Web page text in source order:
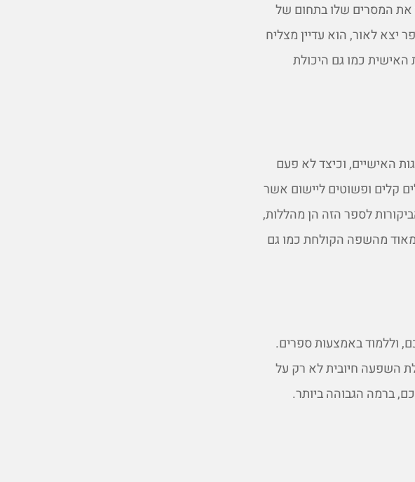
את המסרים שלו בתחום של
יצא לאור, הוא עדיין מצליח
האישית כמו גם היכולת
האישיים, וכיצד לא פעם
קלים ופשוטים ליישום אשר
לספר הזה הן מהללות,
מהשפה הקולחת כמו גם
וללמוד באמצעות ספרים.
השפעה חיובית לא רק על
ברמה הגבוהה ביותר.